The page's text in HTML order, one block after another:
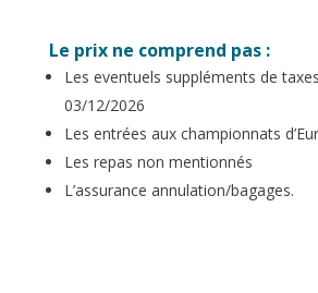
Le prix ne comprend pas :
Les eventuels suppléments de
03/12/2026
Les entrées aux championnats
Les repas non mentionnés
L’assurance annulation/bagages.